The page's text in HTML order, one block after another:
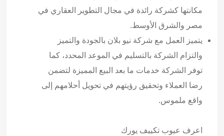
مكانتها كشركة رائدة في مجال التطوير العقاري في
مصر والشرق الأوسط.
يتميز العمل مع شركة نيو بلان بالجودة والتميز
والتزام الشركة بالتسليم في الموعد المحدد، كما
توفر الشركة خدمات ما بعد البيع المميزة لتضمن
رضا العملاء وتحقيق رؤيتهم في تحويل أحلامهم إلى
واقع ملموس.
اعرف عيوب تكييف يورك